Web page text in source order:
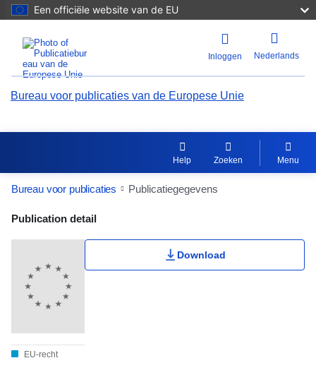
Een officiële website van de EU
Inloggen Nederlands
Bureau voor publicaties van de Europese Unie
Help Zoeken Menu
Bureau voor publicaties Publicatiegegevens
Publication Detail Actions Portlet
Gebruikerswaardering
Publication detail
EU-recht
Download